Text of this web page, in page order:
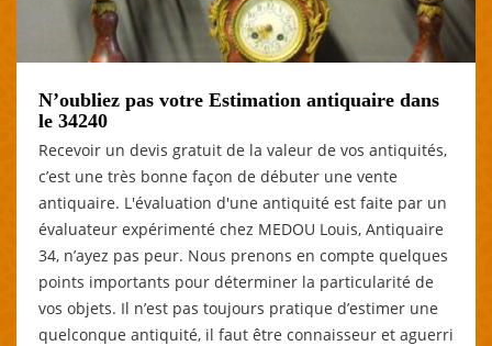
N’oubliez pas votre Estimation antiquaire dans
le 34240
Recevoir un devis gratuit de la valeur de vos antiquités,
c’est une très bonne façon de débuter une vente
antiquaire. L'évaluation d'une antiquité est faite par un
évaluateur expérimenté chez MEDOU Louis, Antiquaire
34, n’ayez pas peur. Nous prenons en compte quelques
points importants pour déterminer la particularité de
vos objets. Il n’est pas toujours pratique d’estimer une
quelconque antiquité, il faut être connaisseur et aguerri